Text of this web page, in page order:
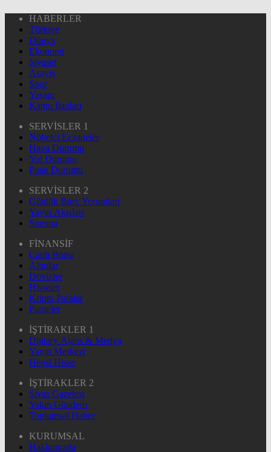
HABERLER
Türkiye
Dünya
Ekonomi
Siyaset
Asayiş
Spor
Yaşam
Kamu İlanları
SERVİSLER 1
Nöbetçi Eczaneler
Hava Durumu
Yol Durumu
Puan Durumu
SERVİSLER 2
Günlük Burç Yorumları
Yayın Akışları
Sinema
FİNANSİF
Canlı Borsa
Altınlar
Dövizler
Hisseler
Kripto Paralar
Pariteler
İŞTİRAKLER 1
Dijitary Ajans & Medya
Yayın Merkezi
Hepsi Hisse
İŞTİRAKLER 2
Sivas Gazetesi
Yakın Gündem
Toplumsal Haber
KURUMSAL
Hakkımızda